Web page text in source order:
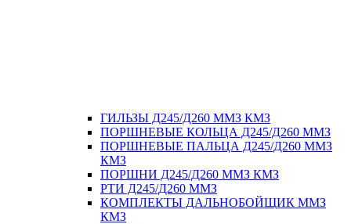
ГИЛЬЗЫ Д245/Д260 ММЗ КМЗ
ПОРШНЕВЫЕ КОЛЬЦА Д245/Д260 ММЗ
ПОРШНЕВЫЕ ПАЛЬЦА Д245/Д260 ММЗ
КМЗ
ПОРШНИ Д245/Д260 ММЗ КМЗ
РТИ Д245/Д260 ММЗ
КОМПЛЕКТЫ ДАЛЬНОБОЙЩИК ММЗ
КМЗ